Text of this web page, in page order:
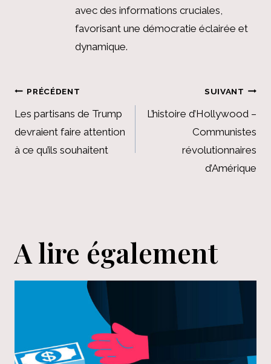
avec des informations cruciales,
favorisant une démocratie éclairée et
dynamique.
Navigation
de
l’article
PRÉCÉDENT
Les partisans de Trump
devraient faire attention
à ce qu’ils souhaitent
SUIVANT
L’histoire d’Hollywood –
Communistes
révolutionnaires
d’Amérique
A lire également